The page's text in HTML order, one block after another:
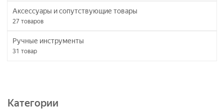
Аксессуары и сопутствующие товары
27 товаров
Ручные инструменты
31 товар
Категории